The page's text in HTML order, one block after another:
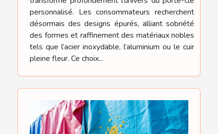
personnalisé. Les consommateurs recherchent
désormais des designs épurés, alliant sobriété
des formes et raffinement des matériaux nobles
tels que l’acier inoxydable, l’aluminium ou le cuir
pleine fleur. Ce choix...